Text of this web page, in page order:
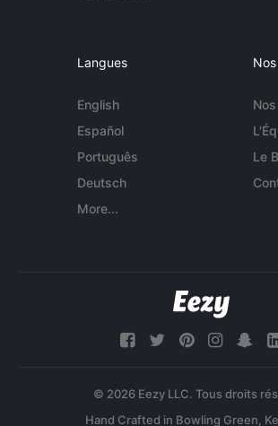
Langues
English
Español
Português
Deutsch
More...
Le
© 2026 Eezy LLC. Tous droits